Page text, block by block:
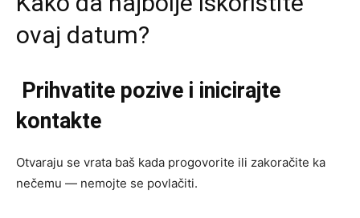
ovaj datum?
Prihvatite pozive i inicirajte
kontakte
Otvaraju se vrata baš kada progovorite ili zakoračite ka
nečemu — nemojte se povlačiti.